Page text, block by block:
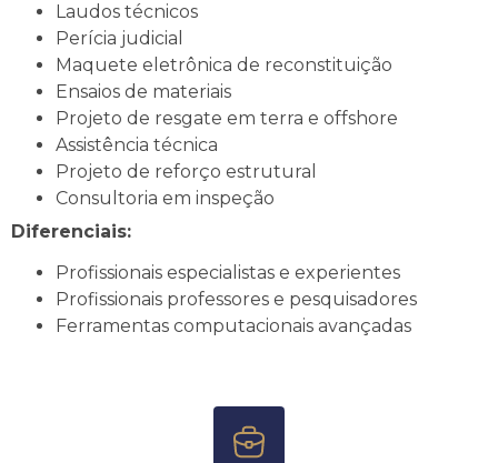
Laudos técnicos
Perícia judicial
Maquete eletrônica de reconstituição
Ensaios de materiais
Projeto de resgate em terra e offshore
Assistência técnica
Projeto de reforço estrutural
Consultoria em inspeção
Diferenciais:
Profissionais especialistas e experientes
Profissionais professores e pesquisadores
Ferramentas computacionais avançadas